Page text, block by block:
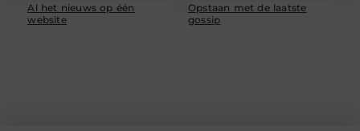
Al het nieuws op één
website
Opstaan met de laatste
gossip